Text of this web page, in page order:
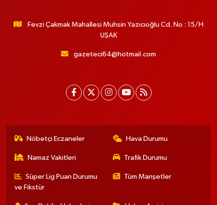
Fevzi Çakmak Mahallesi Muhsin Yazıcıoğlu Cd. No : 15/H
UŞAK
gazeteci64@hotmail.com
Nöbetçi Eczaneler Hava Durumu
Namaz Vakitleri Trafik Durumu
Süper Lig Puan Durumu
ve Fikstür
Tüm Manşetler